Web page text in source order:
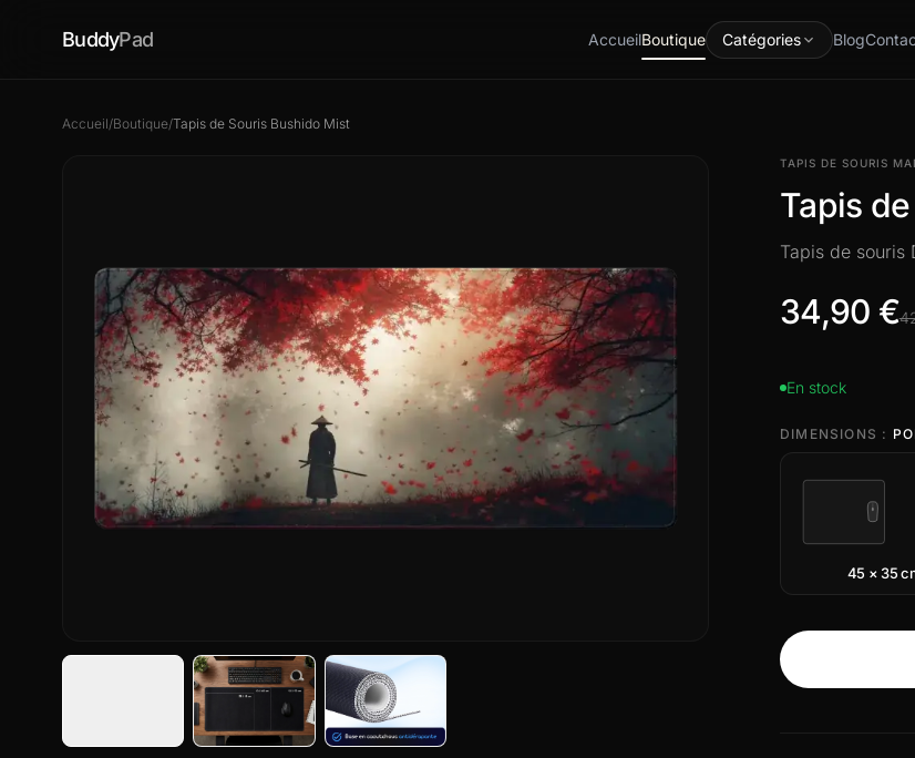
BuddyPad AccueilBoutique Catégories Blog
Accueil/Boutique/Tapis de Souris Bushido Mist
TAPIS DE SOURIS
Tapis
Tapis de souris
34,90 €
En stock
DIMENSIONS :
45 × 35